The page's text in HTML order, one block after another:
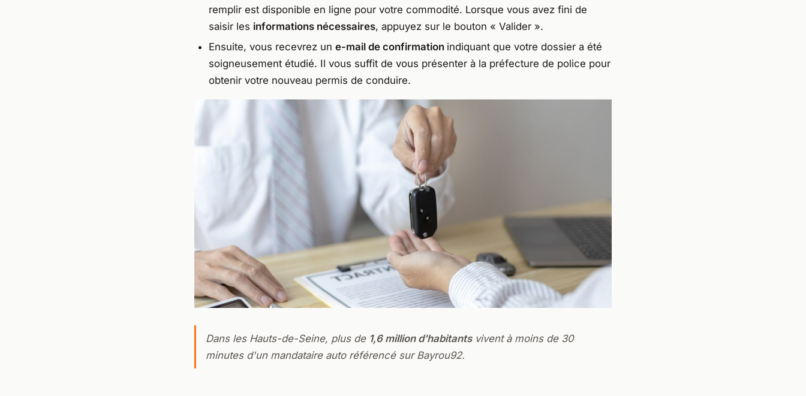
remplir est disponible en ligne pour votre commodité. Lorsque vous avez fini de
saisir les informations nécessaires, appuyez sur le bouton « Valider ».
Ensuite, vous recevrez un e-mail de confirmation indiquant que votre dossier a été
soigneusement étudié. Il vous suffit de vous présenter à la préfecture de police pour
obtenir votre nouveau permis de conduire.
Dans les Hauts-de-Seine, plus de 1,6 million d'habitantsvivent à moins de 30
minutes d'un mandataire auto référencé sur Bayrou92.